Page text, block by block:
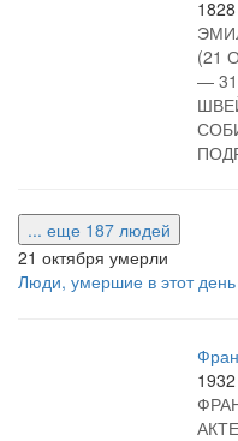
(21
—
... еще 187 людей
21 октября умерли
Люди, умершие в этот день